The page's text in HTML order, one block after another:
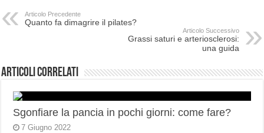
Articolo Precedente
Quanto fa dimagrire il pilates?
Articolo Successivo
Grassi saturi e arteriosclerosi:
una guida
Articoli correlati
Sgonfiare la pancia in pochi giorni: come fare?
7 Giugno 2022